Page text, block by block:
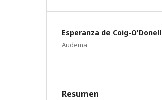
Esperanza de Coig-O'Donell
Audema
Resumen